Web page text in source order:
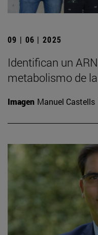
09 | 06 | 2025
Identifican un
metabolismo de
Imagen Manuel Castells